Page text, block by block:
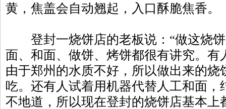
黄，焦盖会自动翘起，入口酥脆焦香。
登封一烧饼店的老板说：“做这烧饼
面、和面、做饼、烤饼都很有讲究。
由于郑州的水质不好，所以做出来的烧
吃。还有人试着用机器代替人工和面
不地道，所以现在登封的烧饼店基本上